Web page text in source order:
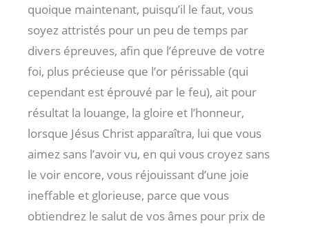
quoique maintenant, puisqu’il le faut, vous
soyez attristés pour un peu de temps par
divers épreuves, afin que l’épreuve de votre
foi, plus précieuse que l’or périssable (qui
cependant est éprouvé par le feu), ait pour
résultat la louange, la gloire et l’honneur,
lorsque Jésus Christ apparaîtra, lui que vous
aimez sans l’avoir vu, en qui vous croyez sans
le voir encore, vous réjouissant d’une joie
ineffable et glorieuse, parce que vous
obtiendrez le salut de vos âmes pour prix de